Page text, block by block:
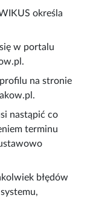
określa
w portalu
na stronie
nastąpić co
terminu
błędów